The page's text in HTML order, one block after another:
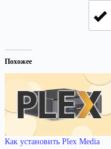
Похожее
Как установить Plex Media